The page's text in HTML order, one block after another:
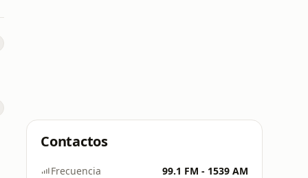
Contactos
Frecuencia 99.1 FM - 1539 AM